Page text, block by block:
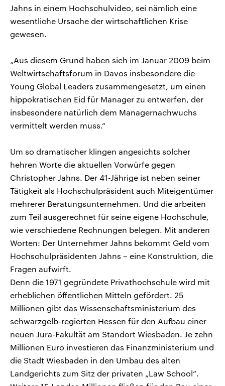
Jahns in einem Hochschulvideo, sei nämlich eine
wesentliche Ursache der wirtschaftlichen Krise
gewesen.
„Aus diesem Grund haben sich im Januar 2009 beim
Weltwirtschaftsforum in Davos insbesondere die
Young Global Leaders zusammengesetzt, um einen
hippokratischen Eid für Manager zu entwerfen, der
insbesondere natürlich dem Managernachwuchs
vermittelt werden muss.“
Um so dramatischer klingen angesichts solcher
hehren Worte die aktuellen Vorwürfe gegen
Christopher Jahns. Der 41-Jährige ist neben seiner
Tätigkeit als Hochschulpräsident auch Miteigentümer
mehrerer Beratungsunternehmen. Und die arbeiten
zum Teil ausgerechnet für seine eigene Hochschule,
wie verschiedene Rechnungen belegen. Mit anderen
Worten: Der Unternehmer Jahns bekommt Geld vom
Hochschulpräsidenten Jahns – eine Konstruktion, die
Fragen aufwirft.
Denn die 1971 gegründete Privathochschule wird mit
erheblichen öffentlichen Mitteln gefördert. 25
Millionen gibt das Wissenschaftsministerium des
schwarzgelb-regierten Hessen für den Aufbau einer
neuen Jura-Fakultät am Standort Wiesbaden. Je zehn
Millionen Euro investieren das Finanzministerium und
die Stadt Wiesbaden in den Umbau des alten
Landgerichts zum Sitz der privaten „Law School“.